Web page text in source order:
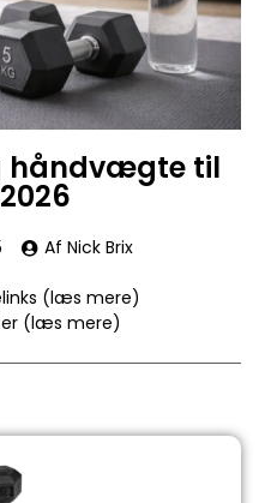
håndvægte til
Af Nick Brix
(læs mere)
(læs mere)